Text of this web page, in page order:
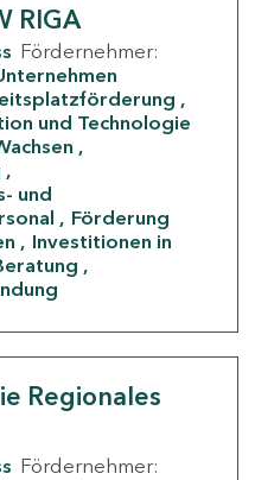
RIGA
Fördernehmer:
und Technologie
und
Förderung
Investitionen in
Regionales
Fördernehmer: